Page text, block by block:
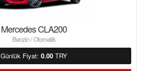
Mercedes CLA200
Benzin / Otomatik
Günlük Fiyat: 0.00 TRY